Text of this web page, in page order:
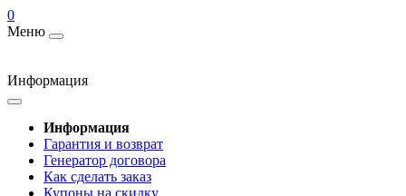
0
Меню
Информация
Информация
Гарантия и возврат
Генератор договора
Как сделать заказ
Купоны на скидку